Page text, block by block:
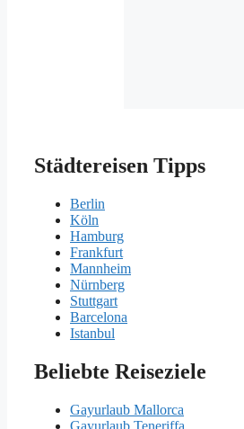
Städtereisen Tipps
Berlin
Köln
Hamburg
Frankfurt
Mannheim
Nürnberg
Stuttgart
Barcelona
Istanbul
Beliebte Reiseziele
Gayurlaub Mallorca
Gayurlaub Teneriffa